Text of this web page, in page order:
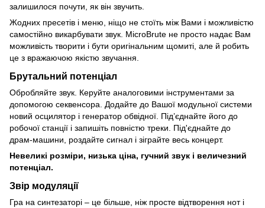
залишилося почути, як він звучить.
Жодних пресетів і меню, ніщо не стоїть між Вами і можливістю
самостійно викарбувати звук. MicroBrute не просто надає Вам
можливість творити і бути оригінальним щомиті, але й робить
це з вражаючою якістю звучання.
Брутальний потенціал
Обробляйте звук. Керуйте аналоговими інструментами за
допомогою секвенсора. Додайте до Вашої модульної системи
новий осцилятор і генератор обвідної. Під’єднайте його до
робочої станції і запишіть повністю треки. Під'єднайте до
драм-машини, роздайте сигнал і зіграйте весь концерт.
Невеликі розміри, низька ціна, гучний звук і величезний
потенціал.
Звір модуляції
Гра на синтезаторі – це більше, ніж просте відтворення нот і